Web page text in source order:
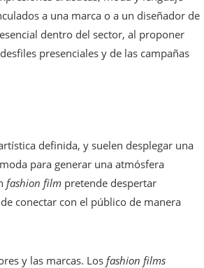
a una marca o a un diseñador de
dentro del sector, al proponer
presenciales y de las campañas
definida, y suelen desplegar una
para generar una atmósfera
fashion film pretende despertar
conectar con el público de manera
y las marcas. Los fashion films